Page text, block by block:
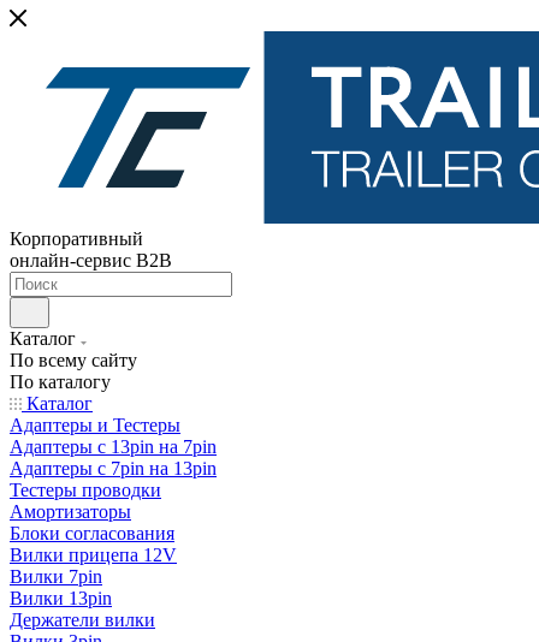
Корпоративный
онлайн-сервис B2B
Каталог
По всему сайту
По каталогу
Каталог
Адаптеры и Тестеры
Адаптеры с 13pin на 7pin
Адаптеры с 7pin на 13pin
Тестеры проводки
Амортизаторы
Блоки согласования
Вилки прицепа 12V
Вилки 7pin
Вилки 13pin
Держатели вилки